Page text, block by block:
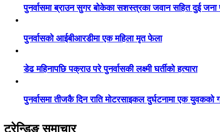
पुनर्वासमा ब्राउन सुगर बोकेका सशस्त्रका जवान सहित दुई जना
पुनर्वासको आईबीआरडीमा एक महिला मृत फेला
डेढ महिनापछि पक्राउ परे पुनर्वासकी लक्ष्मी घर्तीको हत्यारा
पुनर्वासमा तीजकै दिन राति मोटरसाइकल दुर्घटनामा एक युवकको
ट्रेन्डिङ समाचार